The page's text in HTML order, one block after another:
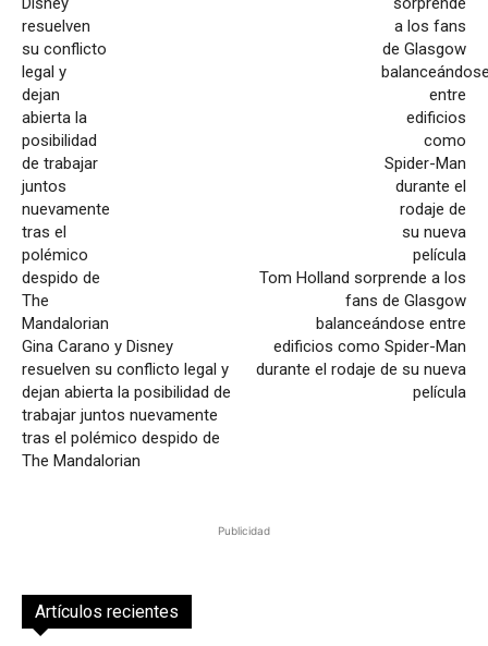
Gina Carano y Disney
resuelven su conflicto legal y
dejan abierta la posibilidad de
trabajar juntos nuevamente
tras el polémico despido de
The Mandalorian
Tom Holland sorprende a los
fans de Glasgow
balanceándose entre
edificios como Spider-Man
durante el rodaje de su nueva
película
Publicidad
Artículos recientes